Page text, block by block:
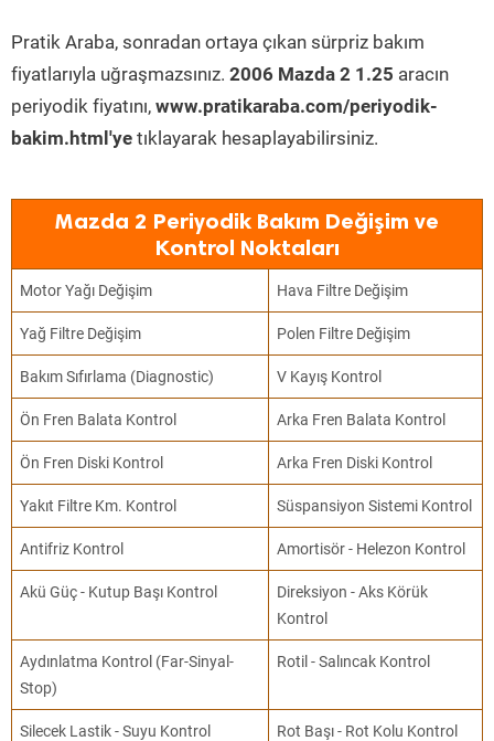
Pratik Araba, sonradan ortaya çıkan sürpriz bakım
fiyatlarıyla uğraşmazsınız. 2006 Mazda 2 1.25 aracın
periyodik fiyatını, www.pratikaraba.com/periyodik-
bakim.html'ye tıklayarak hesaplayabilirsiniz.
Mazda 2 Periyodik Bakım Değişim ve
Kontrol Noktaları
Motor Yağı Değişim Hava Filtre Değişim
Yağ Filtre Değişim Polen Filtre Değişim
Bakım Sıfırlama (Diagnostic) V Kayış Kontrol
Ön Fren Balata Kontrol Arka Fren Balata Kontrol
Ön Fren Diski Kontrol Arka Fren Diski Kontrol
Yakıt Filtre Km. Kontrol Süspansiyon Sistemi Kontrol
Antifriz Kontrol Amortisör - Helezon Kontrol
Akü Güç - Kutup Başı Kontrol
Direksiyon - Aks Körük
Kontrol
Aydınlatma Kontrol (Far-Sinyal-
Stop)
Rotil - Salıncak Kontrol
Silecek Lastik - Suyu Kontrol Rot Başı - Rot Kolu Kontrol